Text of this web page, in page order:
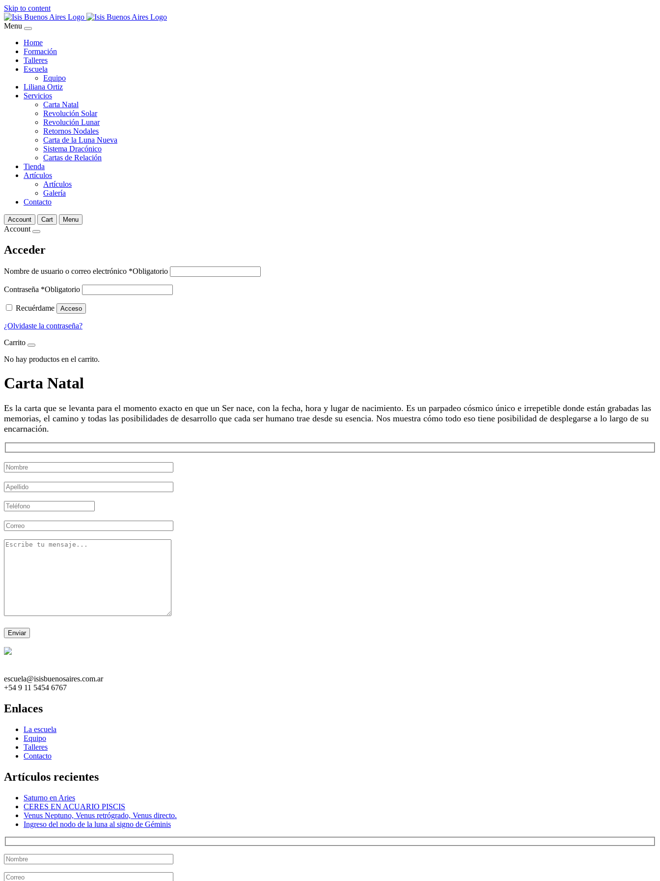
Skip to content
Menu
Home
Formación
Talleres
Escuela
Equipo
Liliana Ortiz
Servicios
Carta Natal
Revolución Solar
Revolución Lunar
Retornos Nodales
Carta de la Luna Nueva
Sistema Dracónico
Cartas de Relación
Tienda
Artículos
Artículos
Galería
Contacto
Account Cart Menu
Account
Acceder
Nombre de usuario o correo electrónico *Obligatorio
Contraseña *Obligatorio
Recuérdame Acceso
¿Olvidaste la contraseña?
Carrito
No hay productos en el carrito.
Carta Natal
Es la carta que se levanta para el momento exacto en que un Ser nace, con la fecha, hora y lugar de nacimiento. Es un parpadeo cósmico único e irrepetible donde están grabadas las
memorias, el camino y todas las posibilidades de desarrollo que cada ser humano trae desde su esencia. Nos muestra cómo todo eso tiene posibilidad de desplegarse a lo largo de su
encarnación.
escuela@isisbuenosaires.com.ar
+54 9 11 5454 6767
Enlaces
La escuela
Equipo
Talleres
Contacto
Artículos recientes
Saturno en Aries
CERES EN ACUARIO PISCIS
Venus Neptuno, Venus retrógrado, Venus directo.
Ingreso del nodo de la luna al signo de Géminis